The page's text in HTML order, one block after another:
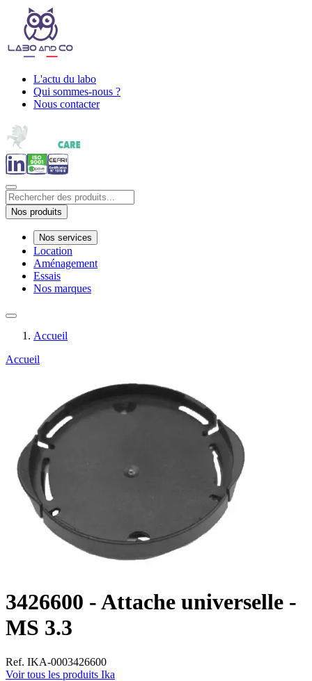
L'actu du labo
Qui sommes-nous ?
Nous contacter
Nos produits
Nos services
Location
Aménagement
Essais
Nos marques
Accueil
Accueil
3426600 - Attache universelle -
MS 3.3
Ref. IKA-0003426600
Voir tous les produits Ika